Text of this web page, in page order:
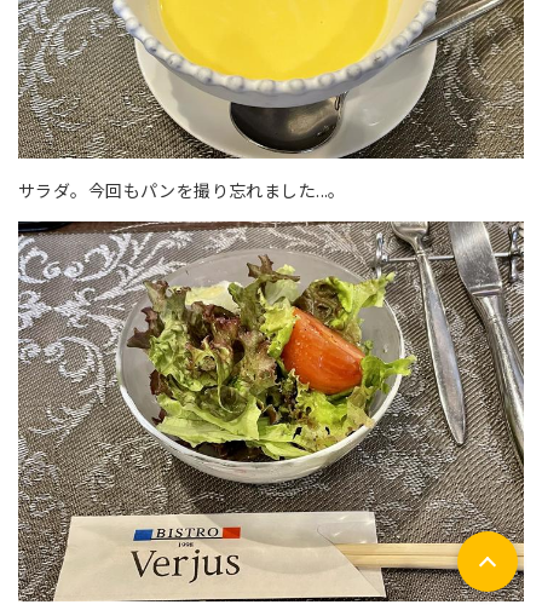
サラダ。今回もパンを撮り忘れました...。